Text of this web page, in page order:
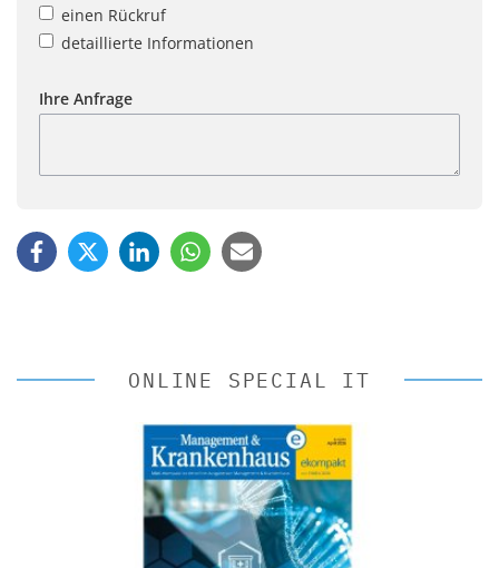
einen Rückruf
detaillierte Informationen
Ihre Anfrage
ONLINE SPECIAL IT